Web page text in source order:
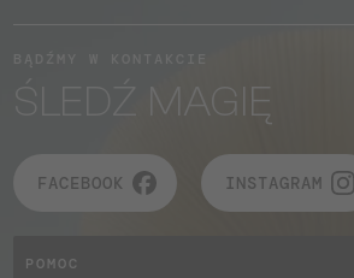
ŚLEDŹ MAGIĘ
FACEBOOK INSTAGRAM
POMOC